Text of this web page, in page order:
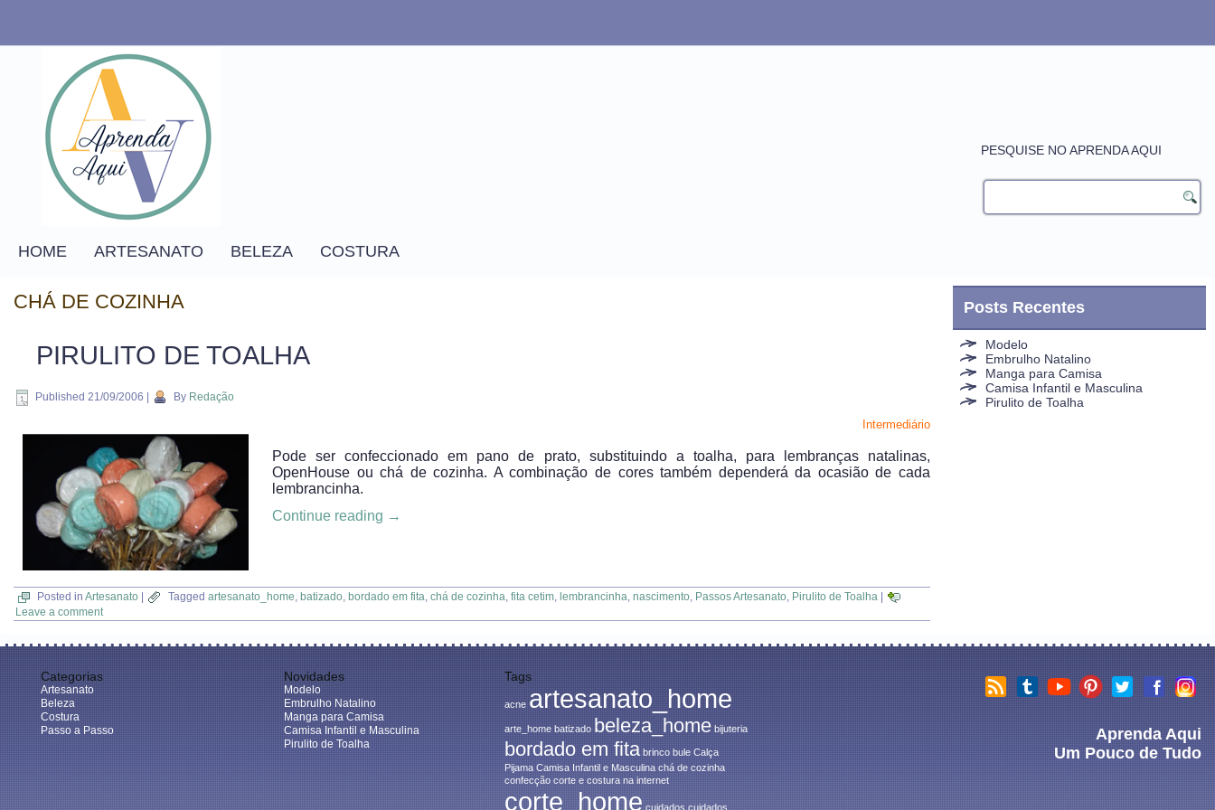
PESQUISE NO APRENDA AQUI
HOME ARTESANATO BELEZA COSTURA
CHÁ DE COZINHA
PIRULITO DE TOALHA
Published 21/09/2006 By Redação
Intermediário
Pode ser confeccionado em pano de prato, substituindo a toalha, para lembranças natalinas,
OpenHouse ou chá de cozinha. A combinação de cores também dependerá da ocasião de cada
lembrancinha.
Continue reading →
Posted in Artesanato Tagged artesanato_home, batizado, bordado em fita, chá de cozinha, fita cetim, lembrancinha, nascimento, Passos Artesanato, Pirulito de Toalha
Leave a comment
Posts Recentes
Modelo
Embrulho Natalino
Manga para Camisa
Camisa Infantil e Masculina
Pirulito de Toalha
Categorias
Artesanato
Beleza
Costura
Passo a Passo
Novidades
Modelo
Embrulho Natalino
Manga para Camisa
Camisa Infantil e Masculina
Pirulito de Toalha
Tags
acne artesanato_home
arte_home batizado beleza_home bijuteria
bordado em fita brinco bule Calça
Pijama Camisa Infantil e Masculina chá de cozinha
confecção corte e costura na internet
corte_home cuidados cuidados
Aprenda Aqui
Um Pouco de Tudo